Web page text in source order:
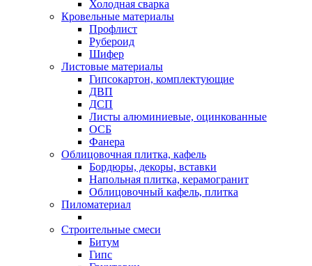
Холодная сварка
Кровельные материалы
Профлист
Рубероид
Шифер
Листовые материалы
Гипсокартон, комплектующие
ДВП
ДСП
Листы алюминиевые, оцинкованные
ОСБ
Фанера
Облицовочная плитка, кафель
Бордюры, декоры, вставки
Напольная плитка, керамогранит
Облицовочный кафель, плитка
Пиломатериал
Строительные смеси
Битум
Гипс